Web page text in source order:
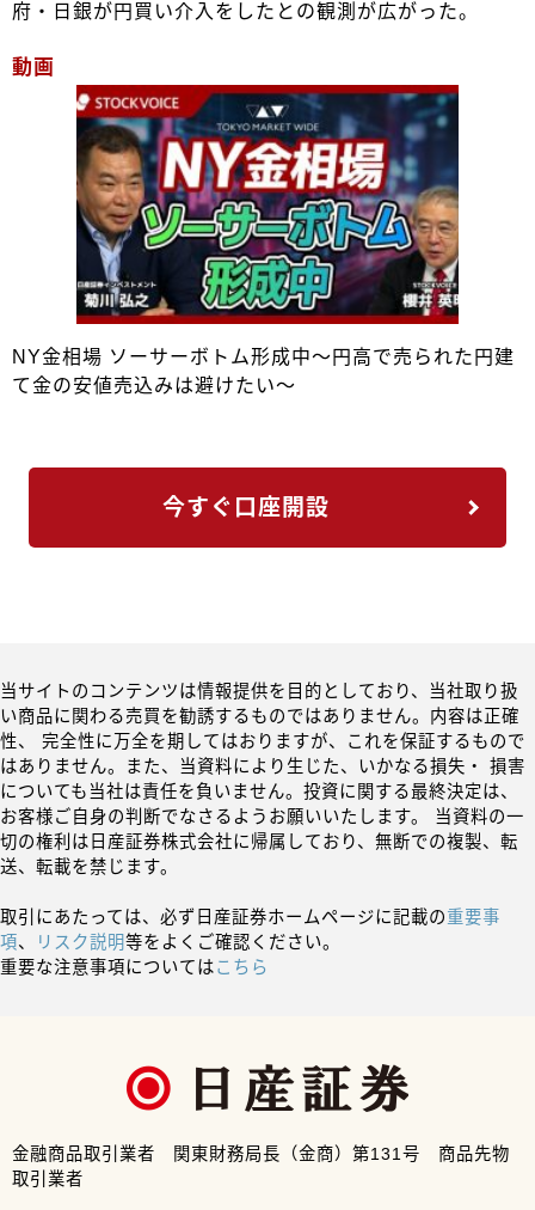
府・日銀が円買い介入をしたとの観測が広がった。
動画
NY金相場 ソーサーボトム形成中～円高で売られた円建
て金の安値売込みは避けたい～
今すぐ口座開設
当サイトのコンテンツは情報提供を目的としており、当社取り扱
い商品に関わる売買を勧誘するものではありません。内容は正確
性、 完全性に万全を期してはおりますが、これを保証するもので
はありません。また、当資料により生じた、いかなる損失・ 損害
についても当社は責任を負いません。投資に関する最終決定は、
お客様ご自身の判断でなさるようお願いいたします。 当資料の一
切の権利は日産証券株式会社に帰属しており、無断での複製、転
送、転載を禁じます。
取引にあたっては、必ず日産証券ホームページに記載の重要事
項、 リスク説明等をよくご確認ください。
重要な注意事項についてはこちら
金融商品取引業者 関東財務局長（金商）第131号 商品先物
取引業者